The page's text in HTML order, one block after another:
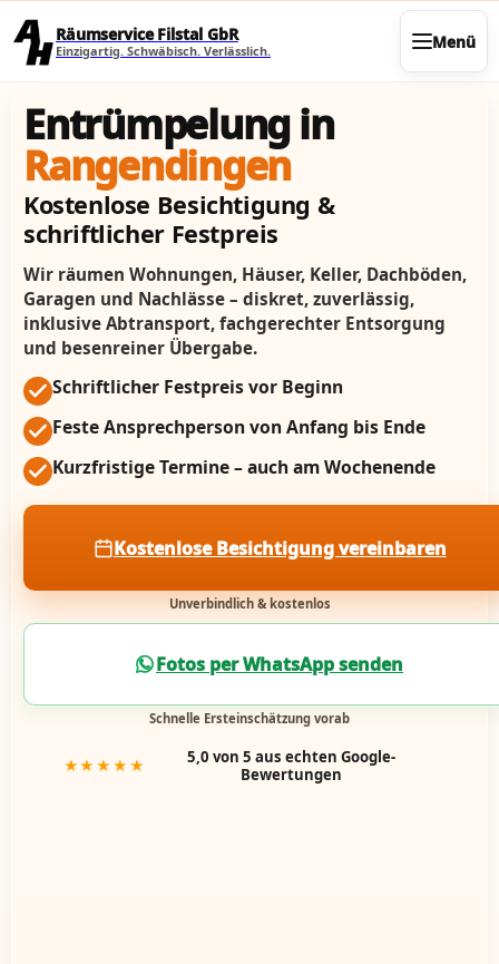
Räumservice Filstal GbR
Einzigartig. Schwäbisch. Verlässlich. Menü
Entrümpelung in
Rangendingen
Kostenlose Besichtigung &
schriftlicher Festpreis
Wir räumen Wohnungen, Häuser, Keller, Dachböden,
Garagen und Nachlässe – diskret, zuverlässig,
inklusive Abtransport, fachgerechter Entsorgung
und besenreiner Übergabe.
Schriftlicher Festpreis vor Beginn
Feste Ansprechperson von Anfang bis Ende
Kurzfristige Termine – auch am Wochenende
Kostenlose Besichtigung vereinbaren
Unverbindlich & kostenlos
Fotos per WhatsApp senden
Schnelle Ersteinschätzung vorab
★★★★★
5,0 von 5 aus echten Google-
Bewertungen